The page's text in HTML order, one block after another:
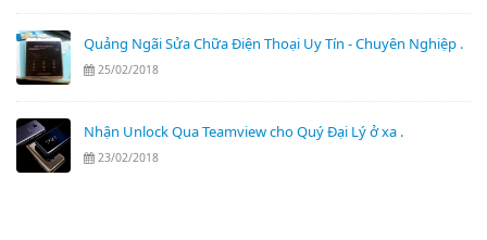
Quảng Ngãi Sửa Chữa Điện Thoại Uy Tín - Chuyên Nghiệp .
25/02/2018
Nhận Unlock Qua Teamview cho Quý Đại Lý ở xa .
23/02/2018